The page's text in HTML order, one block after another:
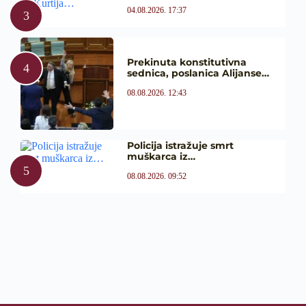
04.08.2026. 17:37
Prekinuta konstitutivna
sednica, poslanica Alijanse…
08.08.2026. 12:43
Policija istražuje smrt
muškarca iz…
08.08.2026. 09:52